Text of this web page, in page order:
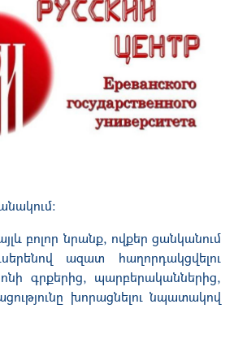
բոլոր նրանք, ովքեր ցանկանում
ազատ հաղորդակցվելու
գրքերից, պարբերականներից,
խորացնելու նպատակով